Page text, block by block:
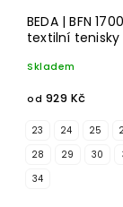
BEDA | BFN
textilní tenisky
Skladem
od 929 Kč
23 24 25
28 29 30
34